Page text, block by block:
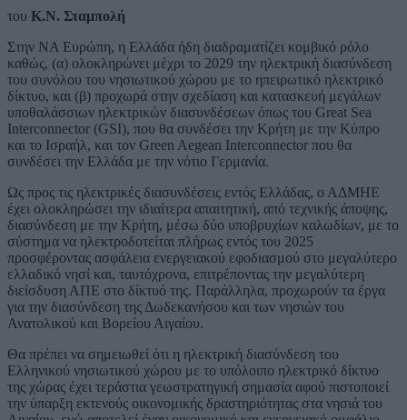
του Κ.Ν. Σταμπολή
Στην ΝΑ Ευρώπη, η Ελλάδα ήδη διαδραματίζει κομβικό ρόλο
καθώς, (α) ολοκληρώνει μέχρι το 2029 την ηλεκτρική διασύνδεση
του συνόλου του νησιωτικού χώρου με το ηπειρωτικό ηλεκτρικό
δίκτυο, και (β) προχωρά στην σχεδίαση και κατασκευή μεγάλων
υποθαλάσσιων ηλεκτρικών διασυνδέσεων όπως του Great Sea
Interconnector (GSI), που θα συνδέσει την Κρήτη με την Κύπρο
και το Ισραήλ, και τον Green Aegean Interconnector που θα
συνδέσει την Ελλάδα με την νότιο Γερμανία.
Ως προς τις ηλεκτρικές διασυνδέσεις εντός Ελλάδας, ο ΑΔΜΗΕ
έχει ολοκληρώσει την ιδιαίτερα απαιτητική, από τεχνικής άποψης,
διασύνδεση με την Κρήτη, μέσω δύο υποβρυχίων καλωδίων, με το
σύστημα να ηλεκτροδοτείται πλήρως εντός του 2025
προσφέροντας ασφάλεια ενεργειακού εφοδιασμού στο μεγαλύτερο
ελλαδικό νησί και, ταυτόχρονα, επιτρέποντας την μεγαλύτερη
διείσδυση ΑΠΕ στο δίκτυό της. Παράλληλα, προχωρούν τα έργα
για την διασύνδεση της Δωδεκανήσου και των νησιών του
Ανατολικού και Βορείου Αιγαίου.
Θα πρέπει να σημειωθεί ότι η ηλεκτρική διασύνδεση του
Ελληνικού νησιωτικού χώρου με το υπόλοιπο ηλεκτρικό δίκτυο
της χώρας έχει τεράστια γεωστρατηγική σημασία αφού πιστοποιεί
την ύπαρξη εκτενούς οικονομικής δραστηριότητας στα νησιά του